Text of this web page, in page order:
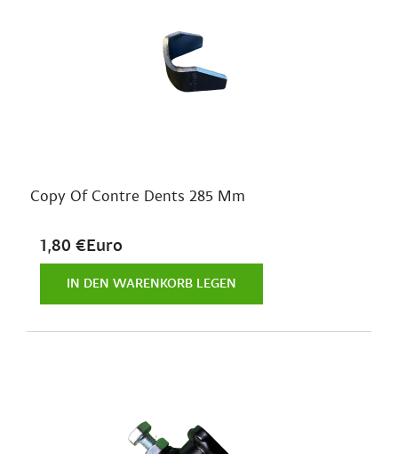
Copy Of Contre Dents 285 Mm
1,80 €Euro
IN DEN WARENKORB LEGEN